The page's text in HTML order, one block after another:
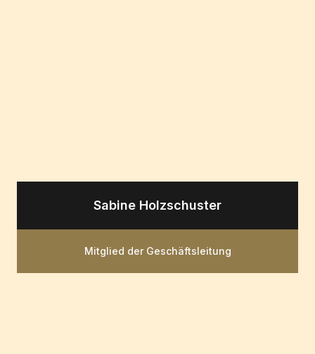
Sabine Holzschuster
Mitglied der Geschäftsleitung